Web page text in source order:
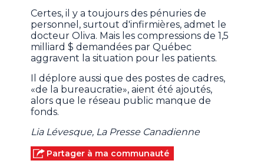
Certes, il y a toujours des pénuries de
personnel, surtout d'infirmières, admet le
docteur Oliva. Mais les compressions de 1,5
milliard $ demandées par Québec
aggravent la situation pour les patients.
Il déplore aussi que des postes de cadres,
«de la bureaucratie», aient été ajoutés,
alors que le réseau public manque de
fonds.
Lia Lévesque, La Presse Canadienne
Partager à ma communauté